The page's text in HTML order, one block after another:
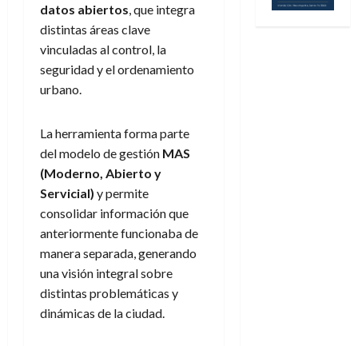
datos abiertos, que integra
distintas áreas clave
vinculadas al control, la
seguridad y el ordenamiento
urbano.
La herramienta forma parte
del modelo de gestión MAS
(Moderno, Abierto y
Servicial) y permite
consolidar información que
anteriormente funcionaba de
manera separada, generando
una visión integral sobre
distintas problemáticas y
dinámicas de la ciudad.